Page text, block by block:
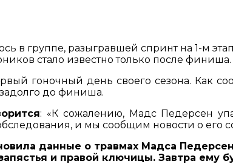
в группе, разыгравшей спринт на 1-м
стало известно только после финиша.
гоночный день своего сезона. Как
до финиша.
: «К сожалению, Мадс Педерсен
и мы сообщим новости о его
данные о травмах Мадса
и правой ключицы. Завтра ему